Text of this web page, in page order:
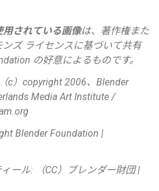
用されている画像は、著作権また
ズ ライセンスに基づいて共有
の好意によるものです。
c）copyright 2006、Blender
Media Art Institute /
Blender Foundation |
ール: （CC）ブレンダー財団 |